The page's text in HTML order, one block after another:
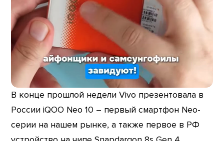
В конце прошлой недели Vivo презентовала в
России iQOO Neo 10 – первый смартфон Neo-
серии на нашем рынке, а также первое в РФ